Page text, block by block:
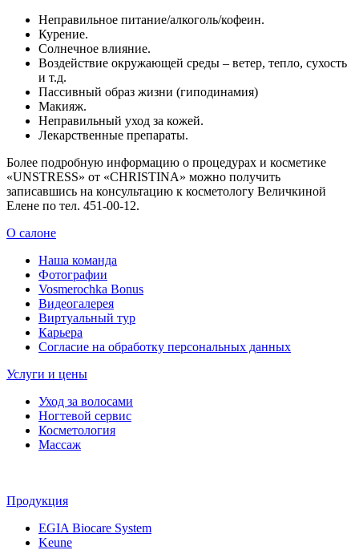
Неправильное питание/алкоголь/кофеин.
Курение.
Солнечное влияние.
Воздействие окружающей среды – ветер, тепло, сухость
и т.д.
Пассивный образ жизни (гиподинамия)
Макияж.
Неправильный уход за кожей.
Лекарственные препараты.
Более подробную информацию о процедурах и косметике
«UNSTRESS» от «CHRISTINA» можно получить
записавшись на консультацию к косметологу Величкиной
Елене по тел. 451-00-12.
О салоне
Наша команда
Фотографии
Vosmerochka Bonus
Видеогалерея
Виртуальный тур
Карьера
Согласие на обработку персональных данных
Услуги и цены
Уход за волосами
Ногтевой сервис
Косметология
Массаж
Продукция
EGIA Biocare System
Keune